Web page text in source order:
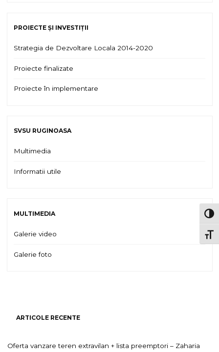
PROIECTE ȘI INVESTIȚII
Strategia de Dezvoltare Locala 2014-2020
Proiecte finalizate
Proiecte în implementare
SVSU RUGINOASA
Multimedia
Informatii utile
MULTIMEDIA
Galerie video
Galerie foto
ARTICOLE RECENTE
Oferta vanzare teren extravilan + lista preemptori – Zaharia